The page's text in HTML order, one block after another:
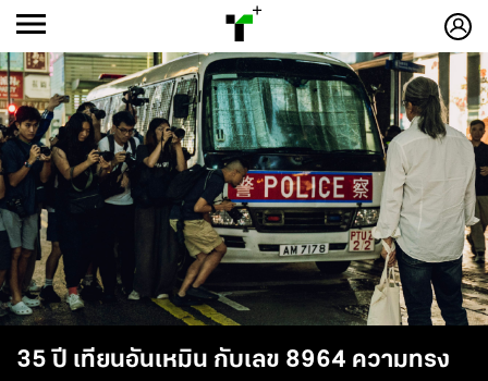
35 ปี เทียนอันเหมิน กับเลข 8964 ความทรง
-ก